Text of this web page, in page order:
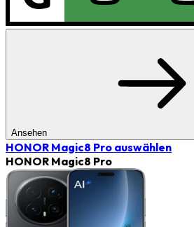
Ansehen
HONOR Magic8 Pro auswählen
HONOR Magic8 Pro